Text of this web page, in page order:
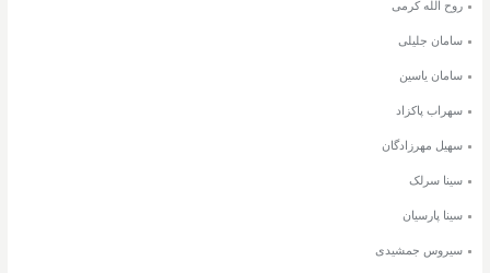
روح الله کرمی
سامان جلیلی
سامان یاسین
سهراب پاکزاد
سهیل مهرزادگان
سینا سرلک
سینا پارسیان
سیروس جمشیدی